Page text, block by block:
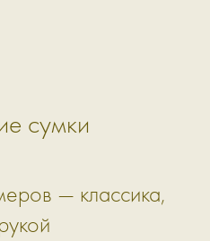
сумки
— классика,